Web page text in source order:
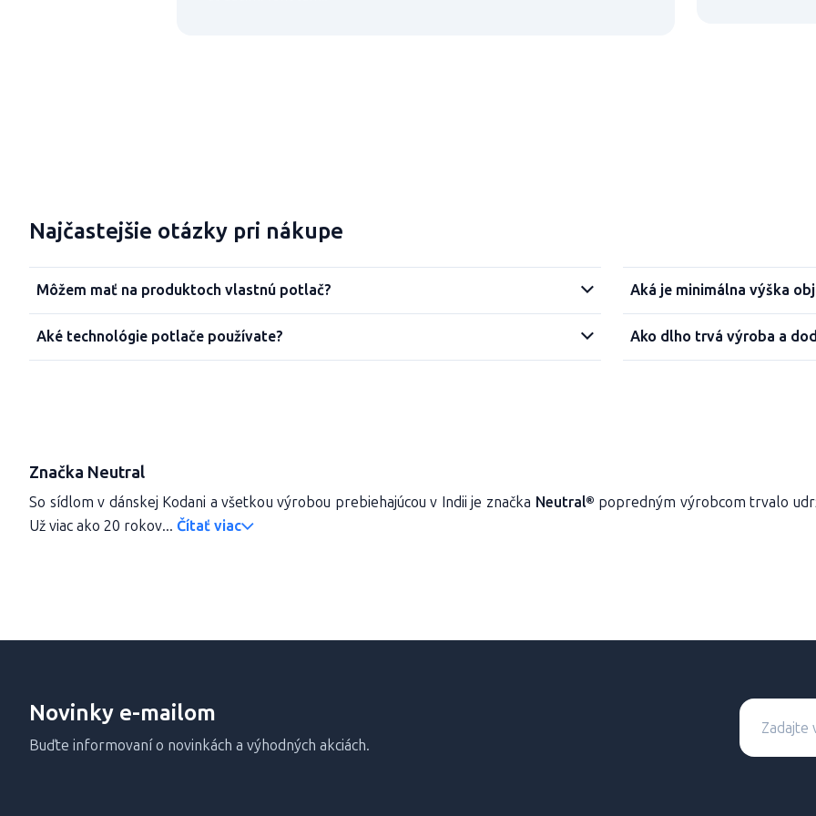
Najčastejšie otázky pri nákupe
Môžem mať na produktoch vlastnú potlač?
Aké technológie potlače používate?
Aká je minimálna výška
Ako dlho trvá výroba a
Značka Neutral
So sídlom v dánskej Kodani a všetkou výrobou prebiehajúcou v Indii je značka Neutral® popredným výrobcom trvalo
Už viac ako 20 rokov... Čítať viac
Novinky e-mailom
Buďte informovaní o novinkách a výhodných akciách.